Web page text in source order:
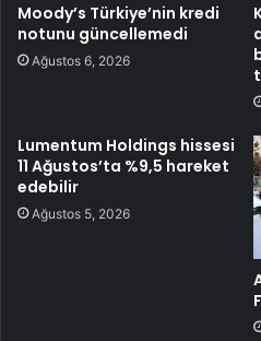
Moody’s Türkiye’nin kredi
notunu güncellemedi
Ağustos 6, 2026
Lumentum Holdings hissesi
11 Ağustos’ta %9,5 hareket
edebilir
Ağustos 5, 2026